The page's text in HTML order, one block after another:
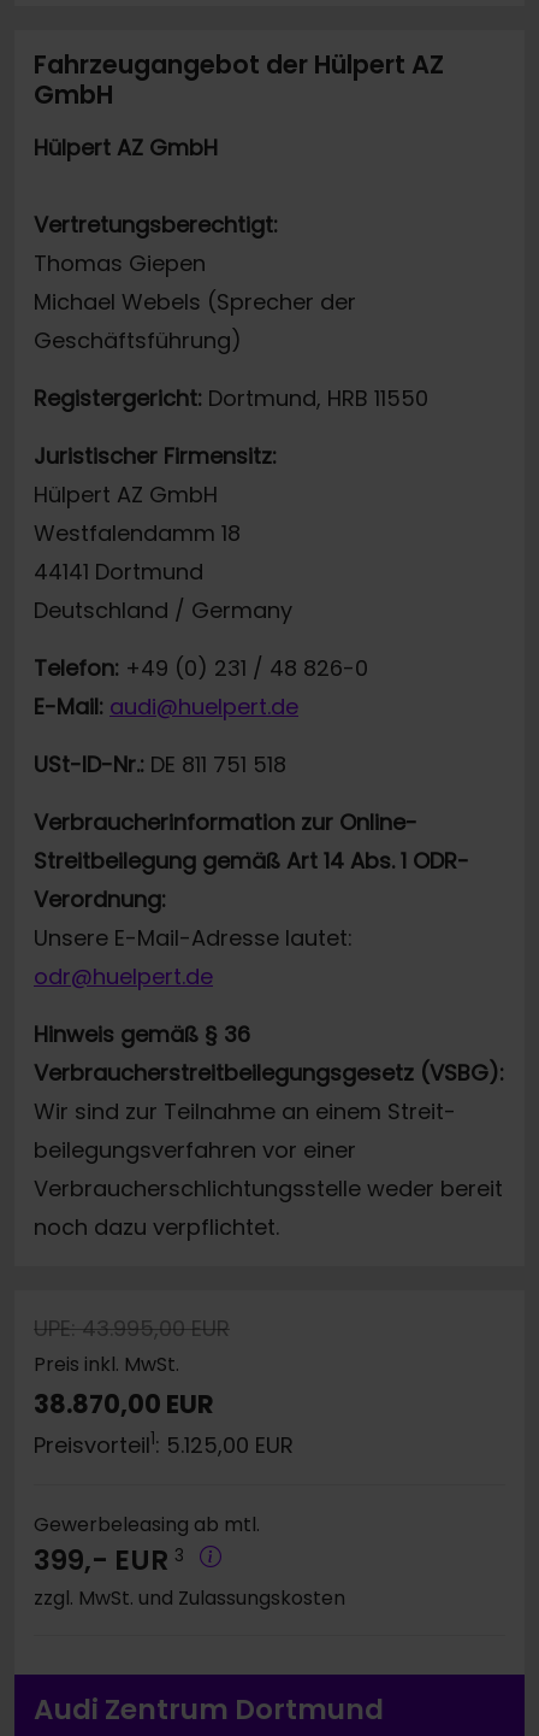
Fahrzeugangebot der Hülpert AZ
GmbH
Hülpert AZ GmbH
Vertretungsberechtigt:
Thomas Giepen
Michael Webels (Sprecher der
Geschäftsführung)
Registergericht: Dortmund, HRB 11550
Juristischer Firmensitz:
Hülpert AZ GmbH
Westfalendamm 18
44141 Dortmund
Deutschland / Germany
Telefon: +49 (0) 231 / 48 826-0
E-Mail: audi@huelpert.de
USt-ID-Nr.: DE 811 751 518
Verbraucherinformation zur Online-
Streitbeilegung gemäß Art 14 Abs. 1 ODR-
Verordnung:
Unsere E-Mail-Adresse lautet:
odr@huelpert.de
Hinweis gemäß § 36
Verbraucherstreitbeilegungsgesetz (VSBG):
Wir sind zur Teilnahme an einem Streit-
beilegungsverfahren vor einer
Verbraucherschlichtungsstelle weder bereit
noch dazu verpflichtet.
UPE: 43.995,00 EUR
Preis inkl. MwSt.
38.870,00 EUR
Preisvorteil1: 5.125,00 EUR
Gewerbeleasing ab mtl.
399,- EUR 3
zzgl. MwSt. und Zulassungskosten
Audi Zentrum Dortmund